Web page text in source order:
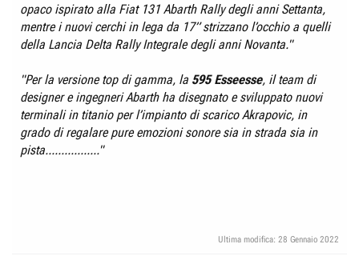
opaco ispirato alla Fiat 131 Abarth Rally degli anni Settanta,
mentre i nuovi cerchi in lega da 17” strizzano l’occhio a quelli
della Lancia Delta Rally Integrale degli anni Novanta."
"Per la versione top di gamma, la 595 Esseesse, il team di
designer e ingegneri Abarth ha disegnato e sviluppato nuovi
terminali in titanio per l’impianto di scarico Akrapovic, in
grado di regalare pure emozioni sonore sia in strada sia in
pista................."
Ultima modifica: 28 Gennaio 2022